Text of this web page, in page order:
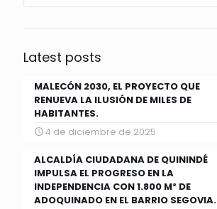
Latest posts
MALECÓN 2030, EL PROYECTO QUE
RENUEVA LA ILUSIÓN DE MILES DE
HABITANTES.
4 de diciembre de 2025
ALCALDÍA CIUDADANA DE QUININDÉ
IMPULSA EL PROGRESO EN LA
INDEPENDENCIA CON 1.800 M² DE
ADOQUINADO EN EL BARRIO SEGOVIA.